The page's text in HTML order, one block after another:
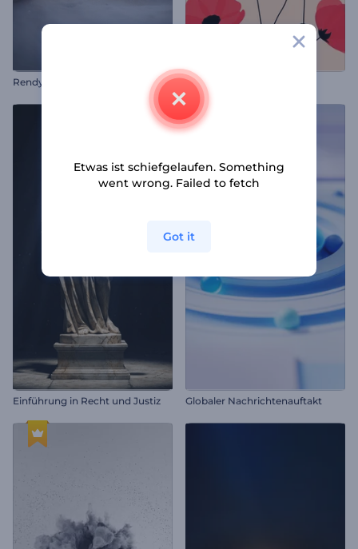
Rendys Neujahrsfeuerwerk-Intro Anzac Tag Animationen
Einführung in Recht und Justiz Globaler Nachrichtenauftakt
Etwas ist schiefgelaufen. Something
went wrong. Failed to fetch
Got it